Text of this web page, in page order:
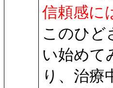
信頼感に
このひど
い始めて
り、治療